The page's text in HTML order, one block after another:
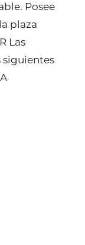
Posee
plaza
Las
siguientes